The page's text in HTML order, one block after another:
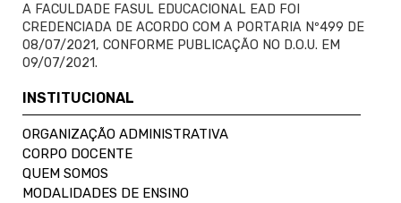
A FACULDADE FASUL EDUCACIONAL EAD FOI
CREDENCIADA DE ACORDO COM A PORTARIA Nº499 DE
08/07/2021, CONFORME PUBLICAÇÃO NO D.O.U. EM
09/07/2021.
INSTITUCIONAL
ORGANIZAÇÃO ADMINISTRATIVA
CORPO DOCENTE
QUEM SOMOS
MODALIDADES DE ENSINO